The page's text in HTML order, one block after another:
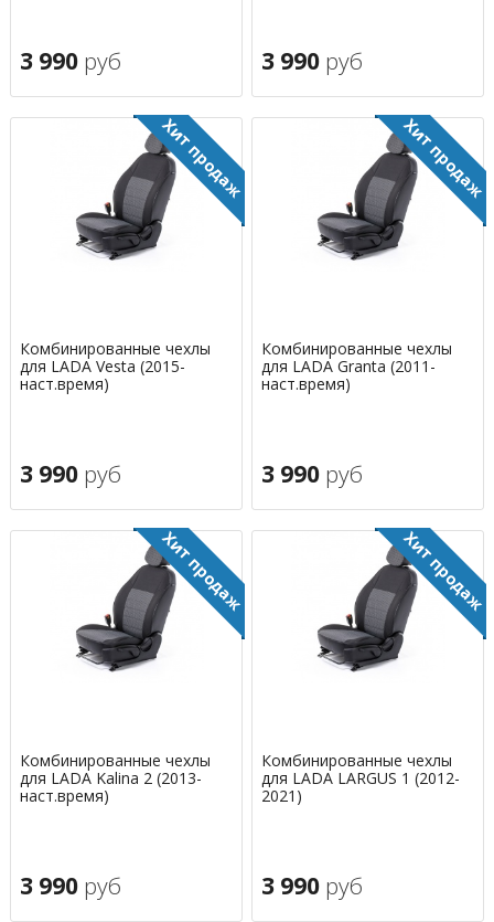
3 990 руб 3 990 руб
Комбинированные чехлы
для LADA Vesta (2015-
наст.время)
3 990 руб
Комбинированные чехлы
для LADA Granta (2011-
наст.время)
3 990 руб
Комбинированные чехлы
для LADA Kalina 2 (2013-
наст.время)
3 990 руб
Комбинированные чехлы
для LADA LARGUS 1 (2012-
2021)
3 990 руб